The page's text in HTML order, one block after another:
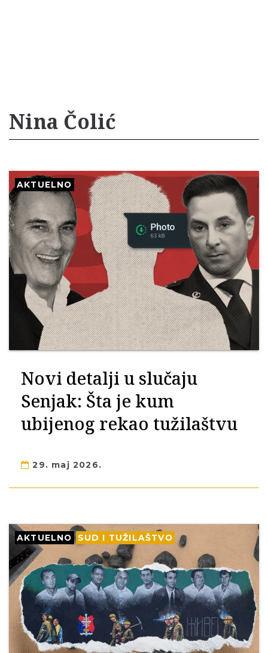
Nina Čolić
AKTUELNO
Novi detalji u slučaju
Senjak: Šta je kum
ubijenog rekao tužilaštvu
29. maj 2026.
AKTUELNO SUD I TUŽILAŠTVO